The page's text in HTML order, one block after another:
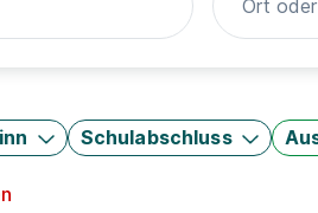
Schulabschluss